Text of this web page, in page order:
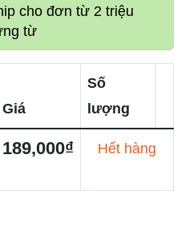
cho đơn từ 2 triệu
từ
Giá
Số
lượng
189,000₫ Hết hàng